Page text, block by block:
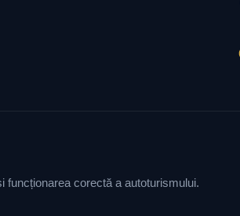
funcționarea corectă a autoturismului.